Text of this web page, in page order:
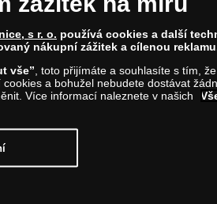
s. r. o.; Karolinská 661/4, 186 00 Praha 8; Tel.: 810
IČ: 28507622; DIČ:
soudem v Praze, oddíl C, vložka 146644
můžete
s r. o. používá cookies a další
nákupní zážitek a cílenou
vše” , toto přijímáte a souhlasíte s tím,
a bohužel nebudete dostávat
Více informací naleznete v našich